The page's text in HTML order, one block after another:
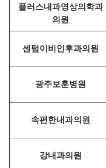
플러스내과영상의학과
의원
센텀이비인후과의원
광주보훈병원
속편한내과의원
강내과의원